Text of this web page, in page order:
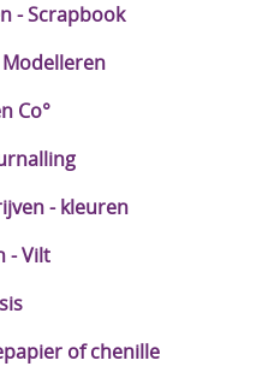
- Scrapbook
Co°
- kleuren
- Vilt
of chenille